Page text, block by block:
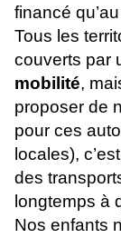
financé
Tous les
couverts par
mobilité,
proposer de
pour ces
locales),
des
longtemps à
Nos enfants